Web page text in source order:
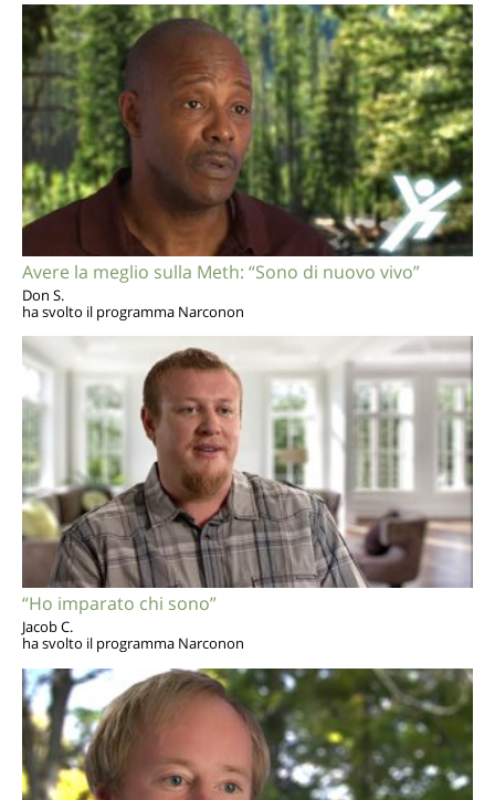
Avere la meglio sulla Meth: “Sono di nuovo vivo”
Don S.
ha svolto il programma Narconon
“Ho imparato chi sono”
Jacob C.
ha svolto il programma Narconon